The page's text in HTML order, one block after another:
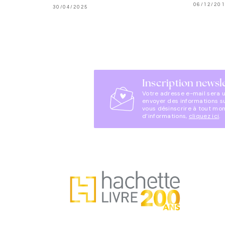
30/04/2025 06/12/
Inscription
Votre adresse e-mail sera
envoyer des informations
vous désinscrire à tout
d’informations, cliquez ici.